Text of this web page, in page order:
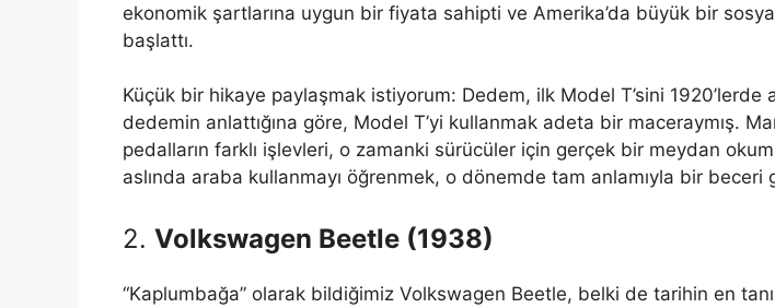
ekonomik şartlarına uygun bir fiyata sahipti ve Amerika’da büyük bir
başlattı.
Küçük bir hikaye paylaşmak istiyorum: Dedem, ilk Model T’sini 1920’lerde
dedemin anlattığına göre, Model T’yi kullanmak adeta bir maceraymış.
pedalların farklı işlevleri, o zamanki sürücüler için gerçek bir meydan
aslında araba kullanmayı öğrenmek, o dönemde tam anlamıyla bir beceri
2. Volkswagen Beetle (1938)
“Kaplumbağa” olarak bildiğimiz Volkswagen Beetle, belki de tarihin en